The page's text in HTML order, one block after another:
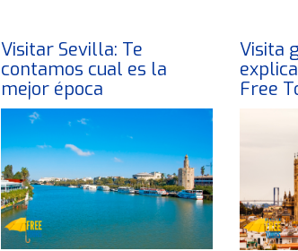
Visitar Sevilla: Te
contamos cual es la
mejor época
Visita
Free